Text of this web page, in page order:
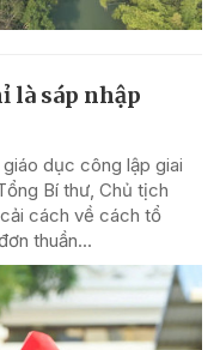
là sáp nhập
dục công lập giai
Bí thư, Chủ tịch
cách về cách tổ
thuần...